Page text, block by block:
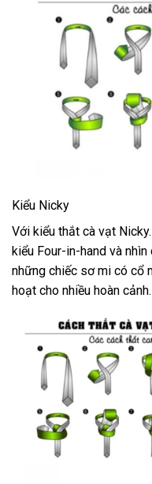
Kiểu Nicky
Với kiểu thắt cà vạt
kiểu Four-in-hand và
những chiếc sơ mi có cổ
hoạt cho nhiều hoàn cảnh.